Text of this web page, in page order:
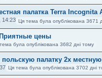
палатка Terra Incognita
14:23 Ця тема була опублікована 3671
цены
була опублікована 3682 дні тому
палатку 2х
Ця тема була опублікована 3702 дні